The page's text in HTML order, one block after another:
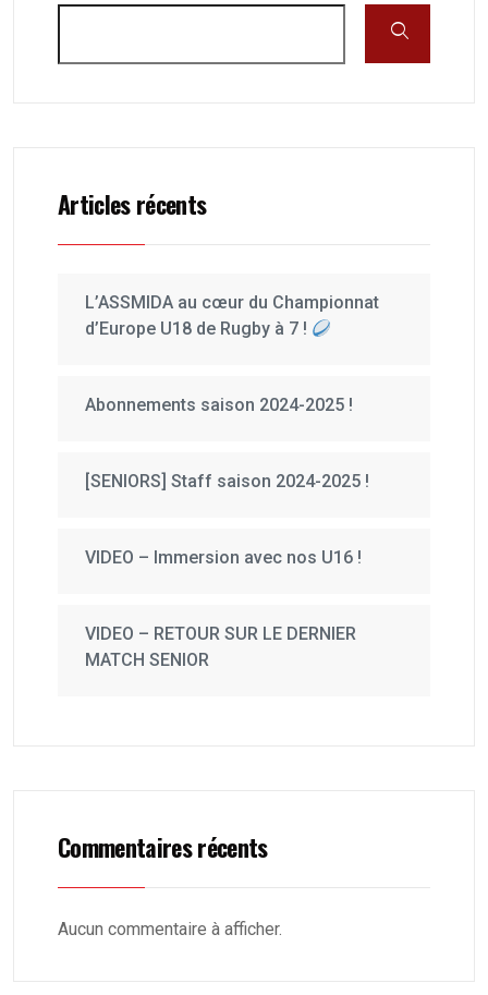
Articles récents
L’ASSMIDA au cœur du Championnat
d’Europe U18 de Rugby à 7 !
Abonnements saison 2024-2025 !
[SENIORS] Staff saison 2024-2025 !
VIDEO – Immersion avec nos U16 !
VIDEO – RETOUR SUR LE DERNIER
MATCH SENIOR
Commentaires récents
Aucun commentaire à afficher.